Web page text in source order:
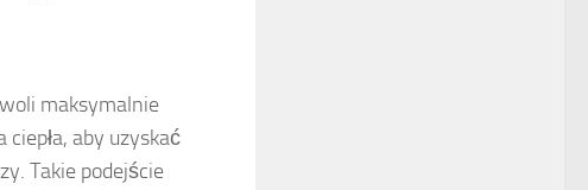
maksymalnie
aby uzyskać
Takie podejście